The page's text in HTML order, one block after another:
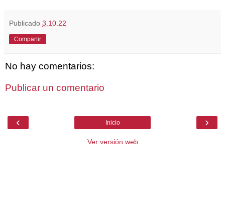
Publicado 3.10.22
Compartir
No hay comentarios:
Publicar un comentario
‹ ›
Inicio
Ver versión web